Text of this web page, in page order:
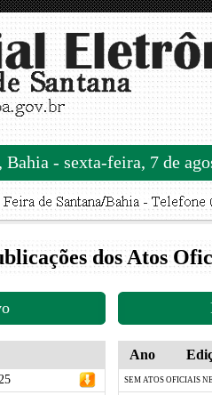
Bahia - sexta-feira, 7 de
dos Atos
Ano
SEM ATOS OFICIAIS